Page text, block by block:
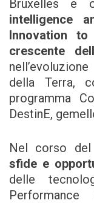
Bruxelles e
intelligence
Innovation to
crescente
della Terra,
programma
DestinE,
Nel corso del
sfide e
delle